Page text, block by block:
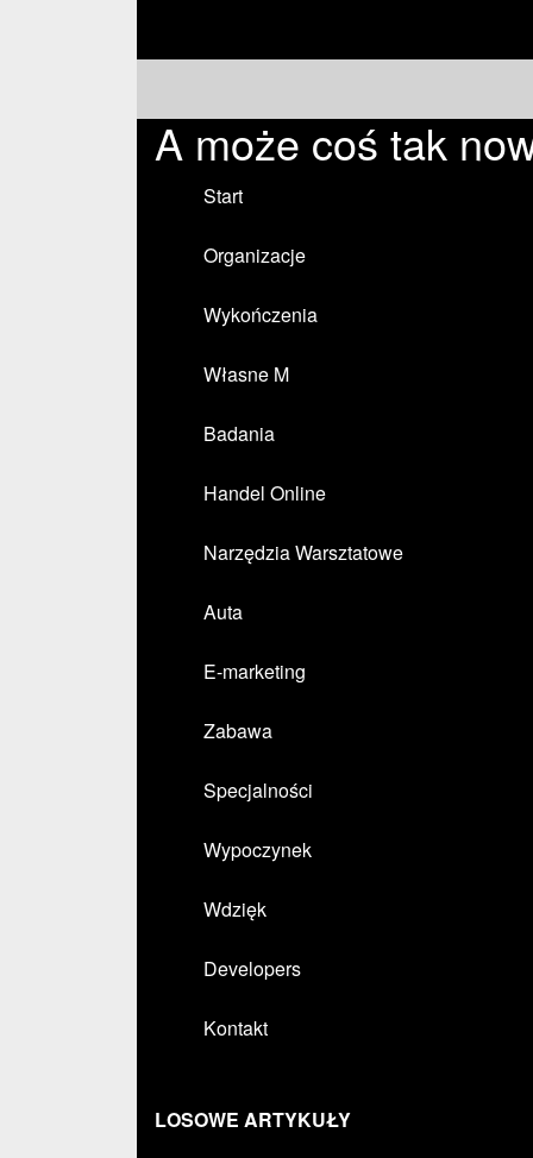
A może coś tak
Start
Organizacje
Wykończenia
Własne M
Badania
Handel Online
Narzędzia Warsztatowe
Auta
E-marketing
Zabawa
Specjalności
Wypoczynek
Wdzięk
Developers
Kontakt
LOSOWE ARTYKUŁY